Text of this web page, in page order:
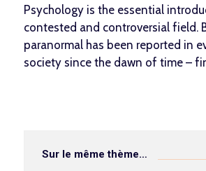
Psychology is the essential
contested and controversial field.
paranormal has been reported in
society since the dawn of time –
Sur le même thème…